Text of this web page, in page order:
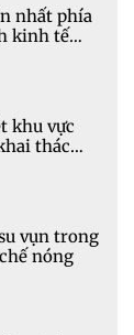
nhất phía
kinh tế
khu vực
thác
vụn trong
nóng